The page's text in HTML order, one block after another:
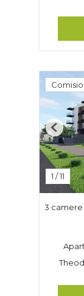
1 /11
3